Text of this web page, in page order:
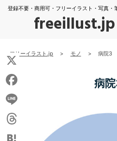
登録不要・商用可・フリーイラスト・写真・
freeillust.jp
フリーイラスト.jp > モノ > 病院3
病
X
Facebook
Line
Threads